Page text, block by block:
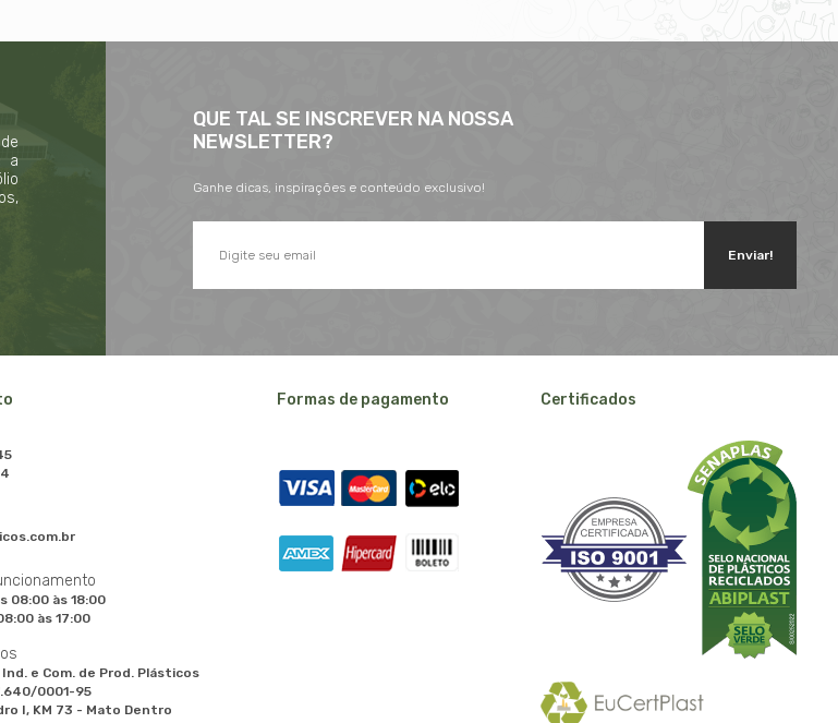
a
QUE TAL SE INSCREVER NA NOSSA
NEWSLETTER?
Ganhe dicas, inspirações e conteúdo exclusivo!
Enviar!
08:00 às 18:00
às 17:00
e Com. de Prod. Plásticos
0001-95
I, KM 73 - Mato Dentro
Formas de pagamento Certificados